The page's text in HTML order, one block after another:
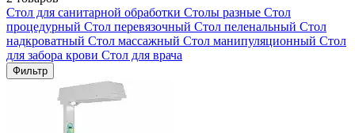
Стол для санитарной обработки Столы разные Стол
процедурный Стол перевязочный Стол пеленальный Стол
надкроватный Стол массажный Стол манипуляционный Стол
для забора крови Стол для врача
Фильтр